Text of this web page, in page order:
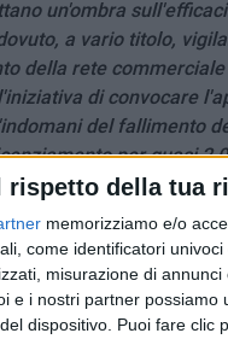
rispetto della tua
memorizziamo e/o
come identificatori
misurazione di
e i nostri partner
dispositivo. Puoi fare
un'ombra
a vario titolo,
della rete
di convocare
del fallimento
per quasi
economici e
a garantire la
Uno -: quali
situazione gestionale
che l'epilogo sia